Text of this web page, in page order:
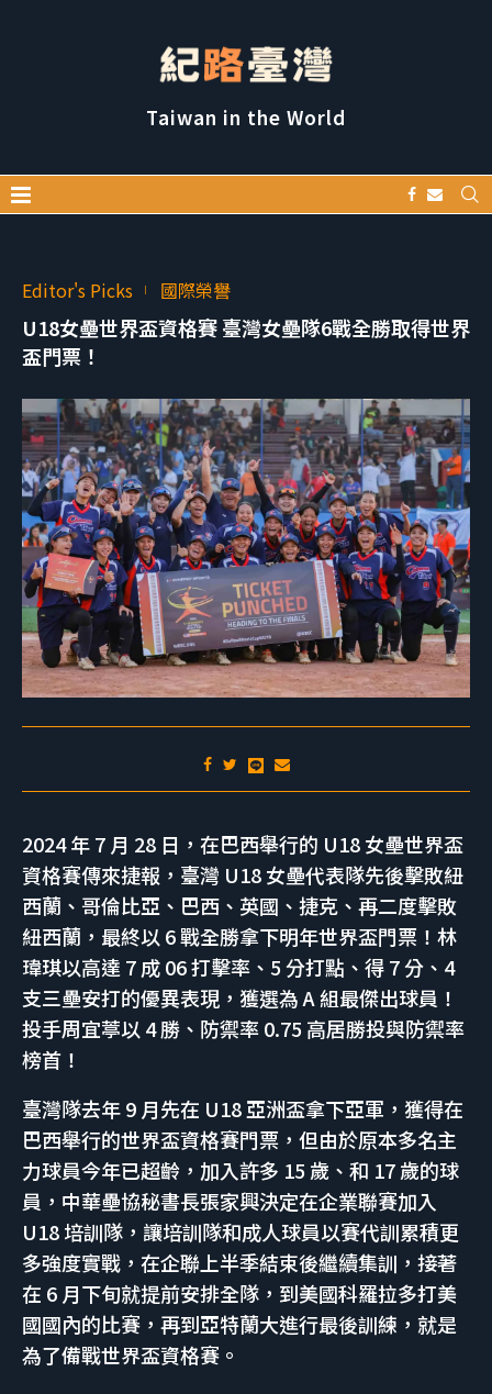
Taiwan in the World
Editor's Picks 國際榮譽
U18女壘世界盃資格賽 臺灣女壘隊6戰全勝取得世界
盃門票！
2024 年 7 月 28 日，在巴西舉行的 U18 女壘世界盃
資格賽傳來捷報，臺灣 U18 女壘代表隊先後擊敗紐
西蘭、哥倫比亞、巴西、英國、捷克、再二度擊敗
紐西蘭，最終以 6 戰全勝拿下明年世界盃門票！林
瑋琪以高達 7 成 06 打擊率、5 分打點、得 7 分、4
支三壘安打的優異表現，獲選為 A 組最傑出球員！
投手周宜葶以 4 勝、防禦率 0.75 高居勝投與防禦率
榜首！
臺灣隊去年 9 月先在 U18 亞洲盃拿下亞軍，獲得在
巴西舉行的世界盃資格賽門票，但由於原本多名主
力球員今年已超齡，加入許多 15 歲、和 17 歲的球
員，中華壘協秘書長張家興決定在企業聯賽加入
U18 培訓隊，讓培訓隊和成人球員以賽代訓累積更
多強度實戰，在企聯上半季結束後繼續集訓，接著
在 6 月下旬就提前安排全隊，到美國科羅拉多打美
國國內的比賽，再到亞特蘭大進行最後訓練，就是
為了備戰世界盃資格賽。